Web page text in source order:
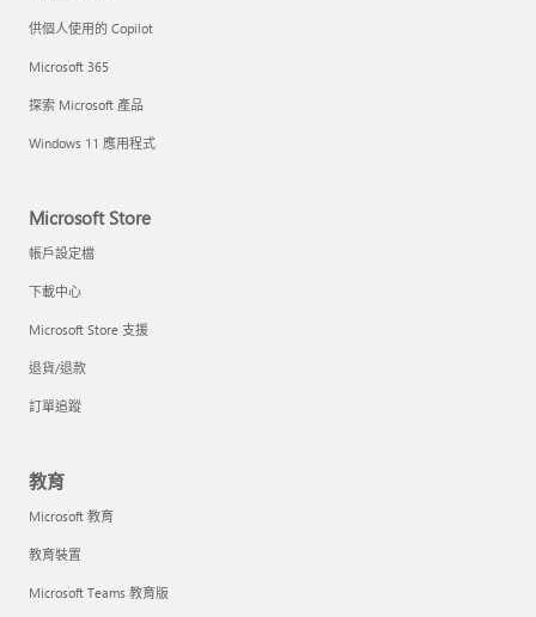
供個人使用的 Copilot
Microsoft 365
探索 Microsoft 產品
Windows 11 應用程式
Microsoft Store
帳戶設定檔
下載中心
Microsoft Store 支援
退貨/退款
訂單追蹤
教育
Microsoft 教育
教育裝置
Microsoft Teams 教育版